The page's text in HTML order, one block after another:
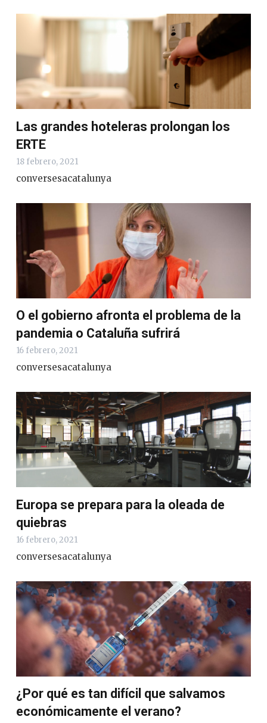
Las grandes hoteleras prolongan los
ERTE
18 febrero, 2021
conversesacatalunya
O el gobierno afronta el problema de la
pandemia o Cataluña sufrirá
16 febrero, 2021
conversesacatalunya
Europa se prepara para la oleada de
quiebras
16 febrero, 2021
conversesacatalunya
¿Por qué es tan difícil que salvamos
económicamente el verano?